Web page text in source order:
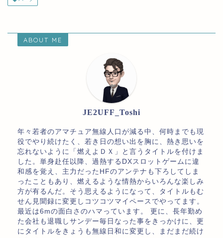
ABOUT ME
JE2UFF_Toshi
年々若者のアマチュア無線人口が減る中、何時までも現
役でやり続けたく、若き日の想い出を胸に、熱き思いを
忘れないように「燃えよＤＸ」と言うタイトルを付けま
した。単身赴任以降、過熱するDXスロットゲームに違
和感を覚え、主力だったHFのアンテナも下ろしてしま
ったこともあり、燃えるような情熱からいろんな楽しみ
方が有るんだ。そう思えるようになって、タイトルもむ
せん見聞録に変更しコツコツマイペースでやってます。
最近は6mの面白さのハマっています。 更に、長年勤め
た会社も退職しサンデー毎日なった事をきっかけに、更
にタイトルをきょうも無線日和に変更し、まだまだ続け